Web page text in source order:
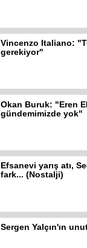
Vincenzo Italiano:
gerekiyor"
Okan Buruk: "Eren
gündemimizde yok"
Efsanevi yarış atı,
fark... (Nostalji)
Sergen Yalçın'ın